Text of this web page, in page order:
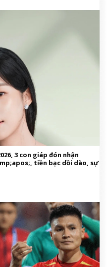
3 con giáp đón nhận
tiền bạc dồi dào, sự